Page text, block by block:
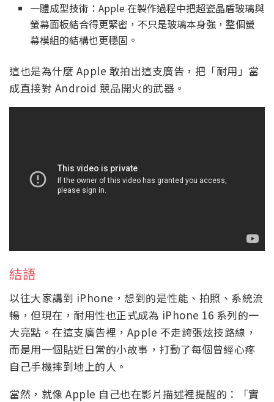
一體成型技術：Apple 在製作過程中把超瓷晶盾玻璃與
螢幕面板結合得更緊密，不只是玻璃本身強，整個螢
幕模組的結構也更穩固。
這也是為什麼 Apple 敢拍出這支廣告，把「耐用」當
成直接對 Android 競品開火的武器。
結語
以往大家講到 iPhone，想到的是性能、拍照、系統流
暢，但現在，耐用性也正式成為 iPhone 16 系列的一
大亮點。在這支廣告裡，Apple 不走誇張炫技路線，
而是用一個貼近日常的小故事，打動了每個曾經心疼
自己手機摔到地上的人。
當然，就像 Apple 自己也在影片描述裡提醒的：「實